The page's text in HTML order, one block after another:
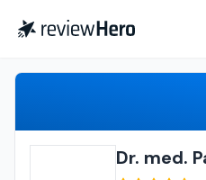
Dr. med.